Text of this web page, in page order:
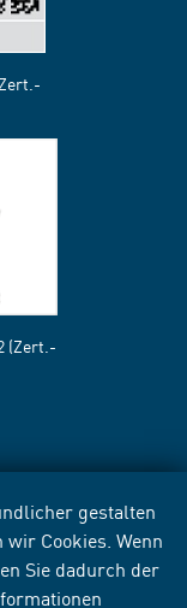
gestalten
Cookies. Wenn
Sie dadurch der
(Zert.-